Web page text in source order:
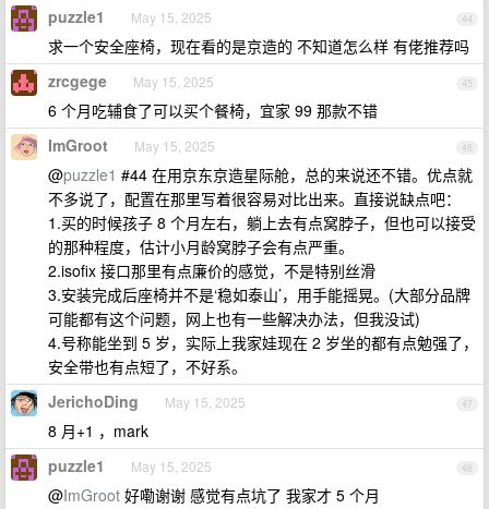
44
puzzle1 May 15, 2025
求一个安全座椅，现在看的是京造的 不知道怎么样 有佬推荐吗
45
zrcgege May 15, 2025
6 个月吃辅食了可以买个餐椅，宜家 99 那款不错
46
ImGroot May 15, 2025
@puzzle1 #44 在用京东京造星际舱，总的来说还不错。优点就
不多说了，配置在那里写着很容易对比出来。直接说缺点吧：
1.买的时候孩子 8 个月左右，躺上去有点窝脖子，但也可以接受
的那种程度，估计小月龄窝脖子会有点严重。
2.isofix 接口那里有点廉价的感觉，不是特别丝滑
3.安装完成后座椅并不是‘稳如泰山’，用手能摇晃。(大部分品牌
可能都有这个问题，网上也有一些解决办法，但我没试)
4.号称能坐到 5 岁，实际上我家娃现在 2 岁坐的都有点勉强了，
安全带也有点短了，不好系。
47
JerichoDing May 15, 2025
8 月+1 ，mark
48
puzzle1 May 15, 2025
@ImGroot 好嘞谢谢 感觉有点坑了 我家才 5 个月